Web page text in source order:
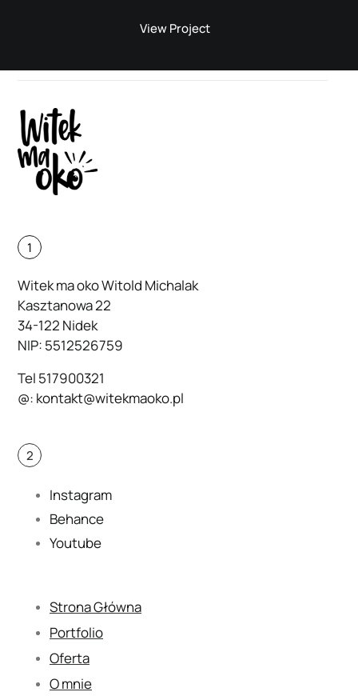
View Project
1
Witek ma oko Witold Michalak
Kasztanowa 22
34-122 Nidek
NIP: 5512526759
Tel 517900321
@: kontakt@witekmaoko.pl
2
Instagram
Behance
Youtube
Strona Główna
Portfolio
Oferta
O mnie